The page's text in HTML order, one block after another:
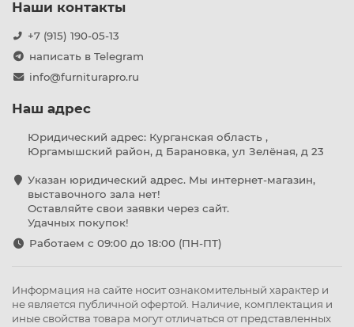
Наши контакты
+7 (915) 190-05-13
написать в Telegram
info@furniturapro.ru
Наш адрес
Юридический адрес: Курганская область ,
Юргамышский район, д Барановка, ул Зелёная, д 23
Указан юридический адрес. Мы интернет-магазин,
выставочного зала нет!
Оставляйте свои заявки через сайт.
Удачных покупок!
Работаем с 09:00 до 18:00 (ПН-ПТ)
Информация на сайте носит ознакомительный характер и
не является публичной офертой. Наличие, комплектация и
иные свойства товара могут отличаться от представленных